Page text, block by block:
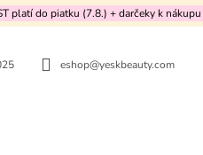
platí do piatku (7.8.) + darčeky k
eshop@yeskbeauty.com